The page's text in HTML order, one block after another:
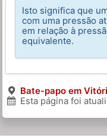
Isto significa que
com uma pressão
em relação à
equivalente.
Bate-papo em
Esta página foi